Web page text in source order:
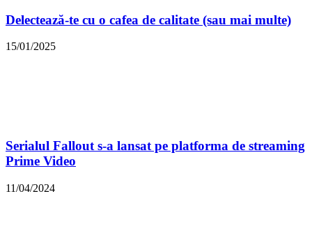
Delectează-te cu o cafea de calitate (sau mai multe)
15/01/2025
Serialul Fallout s-a lansat pe platforma de streaming
Prime Video
11/04/2024